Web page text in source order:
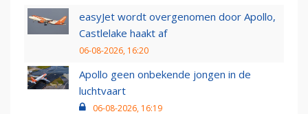
easyJet wordt overgenomen door Apollo,
Castlelake haakt af
06-08-2026, 16:20
Apollo geen onbekende jongen in de
luchtvaart
06-08-2026, 16:19